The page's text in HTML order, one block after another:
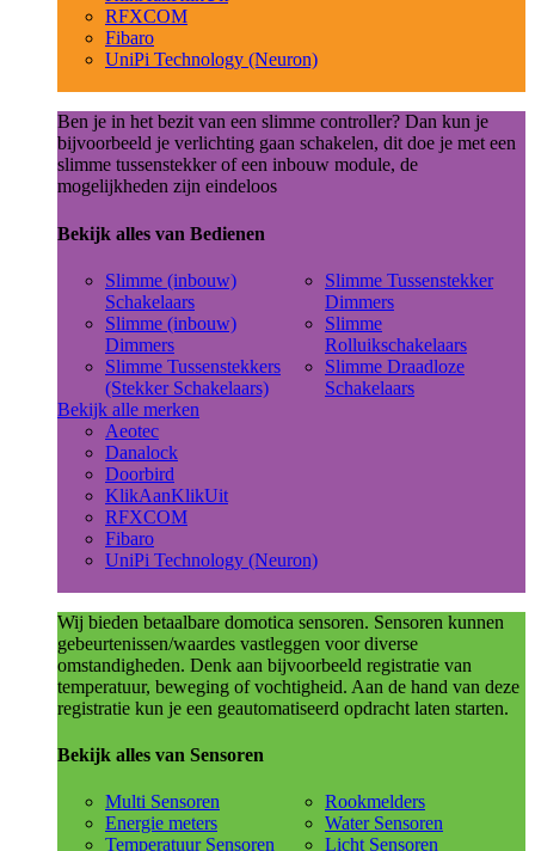
RFXCOM
Fibaro
UniPi Technology (Neuron)
Ben je in het bezit van een slimme controller? Dan kun je
bijvoorbeeld je verlichting gaan schakelen, dit doe je met een
slimme tussenstekker of een inbouw module, de
mogelijkheden zijn eindeloos
Bekijk alles van Bedienen
Slimme (inbouw)
Schakelaars
Slimme (inbouw)
Dimmers
Slimme Tussenstekkers
(Stekker Schakelaars)
Slimme Tussenstekker
Dimmers
Slimme
Rolluikschakelaars
Slimme Draadloze
Schakelaars
Bekijk alle merken
Aeotec
Danalock
Doorbird
KlikAanKlikUit
RFXCOM
Fibaro
UniPi Technology (Neuron)
Wij bieden betaalbare domotica sensoren. Sensoren kunnen
gebeurtenissen/waardes vastleggen voor diverse
omstandigheden. Denk aan bijvoorbeeld registratie van
temperatuur, beweging of vochtigheid. Aan de hand van deze
registratie kun je een geautomatiseerd opdracht laten starten.
Bekijk alles van Sensoren
Multi Sensoren
Energie meters
Temperatuur Sensoren
Rookmelders
Water Sensoren
Licht Sensoren